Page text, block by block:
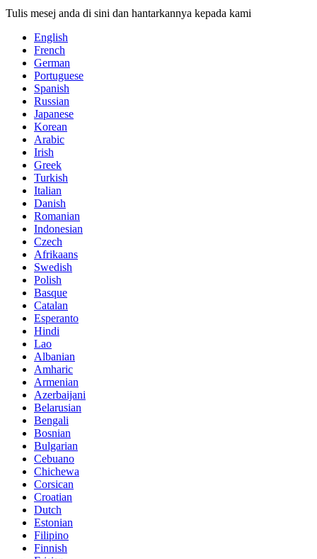
Tulis mesej anda di sini dan hantarkannya kepada kami
English
French
German
Portuguese
Spanish
Russian
Japanese
Korean
Arabic
Irish
Greek
Turkish
Italian
Danish
Romanian
Indonesian
Czech
Afrikaans
Swedish
Polish
Basque
Catalan
Esperanto
Hindi
Lao
Albanian
Amharic
Armenian
Azerbaijani
Belarusian
Bengali
Bosnian
Bulgarian
Cebuano
Chichewa
Corsican
Croatian
Dutch
Estonian
Filipino
Finnish